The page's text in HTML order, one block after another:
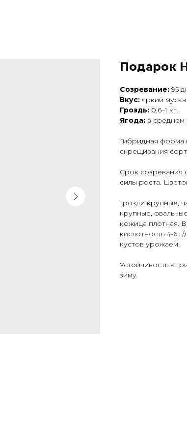
Подарок
Созревание: 95
Вкус: яркий
Гроздь: 0,6–1 кг.
Ягода: в среднем
Гибридная форма
скрещивания
Срок созревания
силы роста.
Грозди крупные,
крупные,
кожица плотная.
кислотность 4-6 г/
кустов урожаем.
Устойчивость к
зиму.